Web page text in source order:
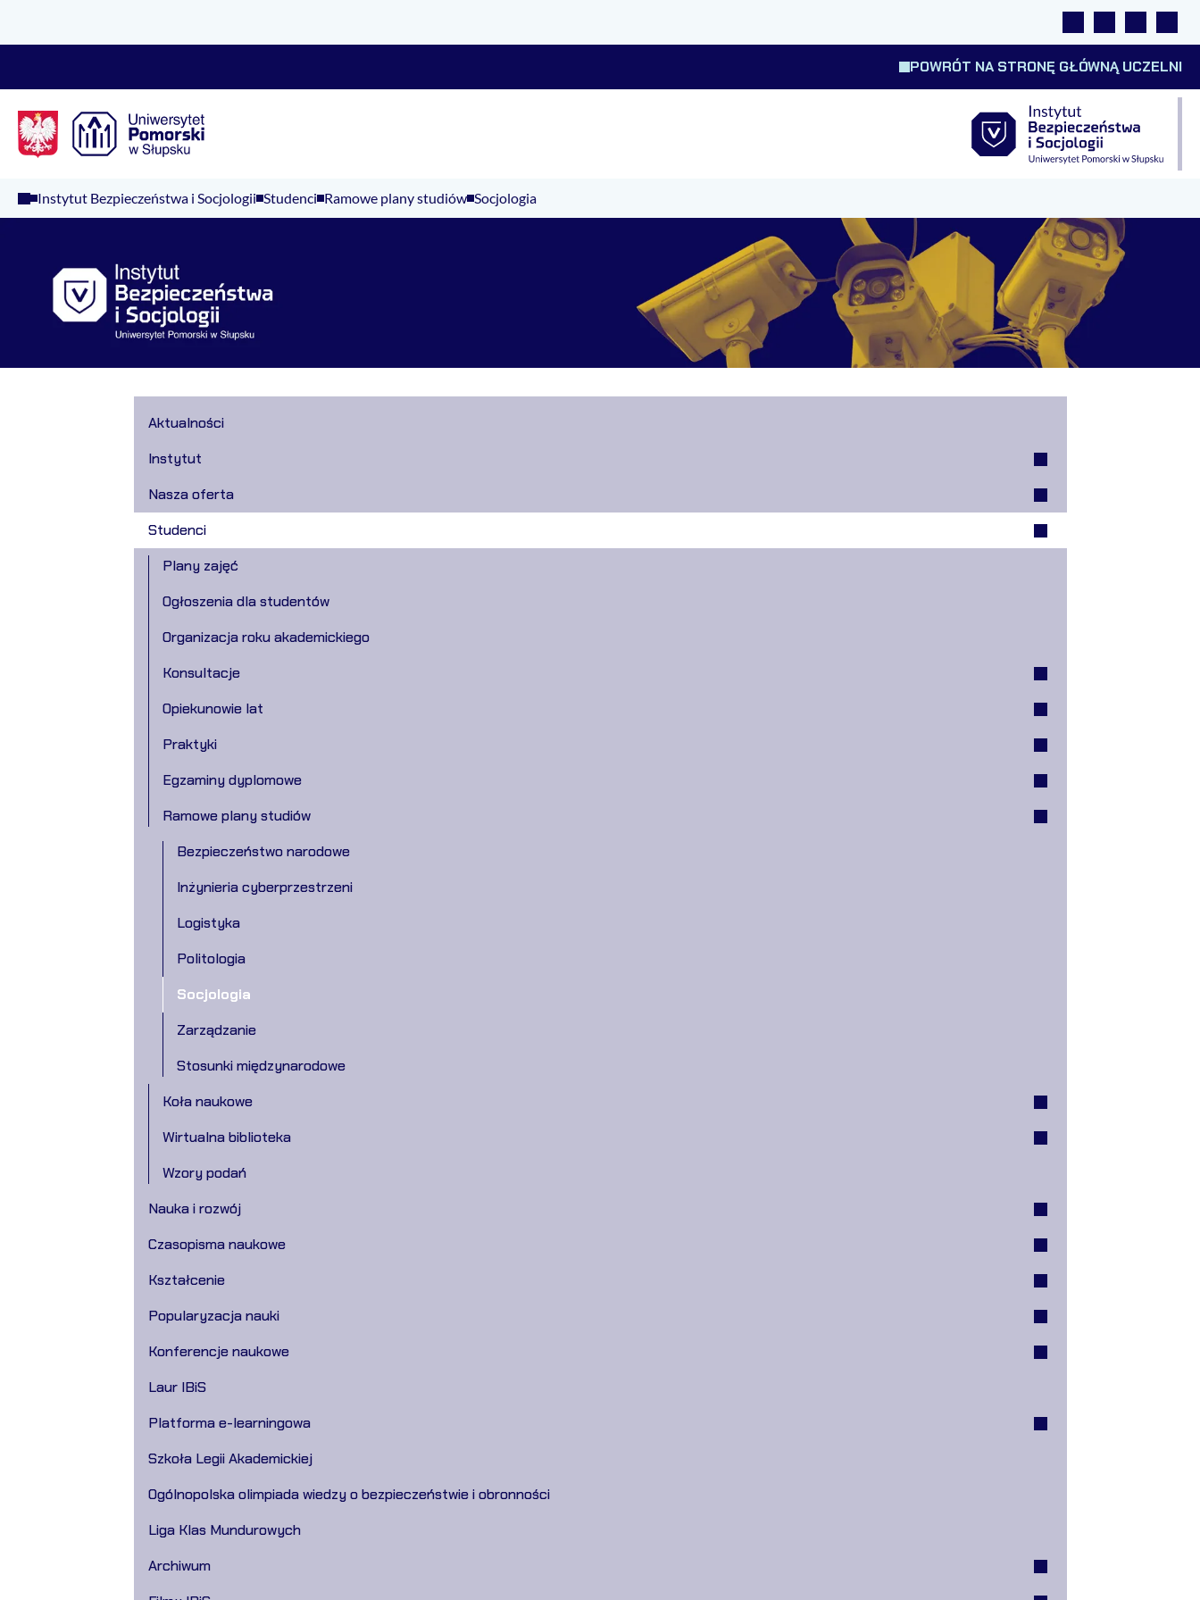
Linki Wyszukiwarka
Tłumacz
POWRÓT NA STRONĘ GŁÓWNĄ UCZELNI
Instytut Bezpieczeństwa i Socjologii Studenci Ramowe plany studiów Socjologia
Aktualności
Instytut
Nasza oferta
Studenci
Plany zajęć
Ogłoszenia dla studentów
Organizacja roku akademickiego
Konsultacje
Opiekunowie lat
Praktyki
Egzaminy dyplomowe
Ramowe plany studiów
Bezpieczeństwo narodowe
Inżynieria cyberprzestrzeni
Logistyka
Politologia
Socjologia
Zarządzanie
Stosunki międzynarodowe
Koła naukowe
Wirtualna biblioteka
Wzory podań
Nauka i rozwój
Czasopisma naukowe
Kształcenie
Popularyzacja nauki
Konferencje naukowe
Laur IBiS
Platforma e-learningowa
Szkoła Legii Akademickiej
Ogólnopolska olimpiada wiedzy o bezpieczeństwie i obronności
Liga Klas Mundurowych
Archiwum